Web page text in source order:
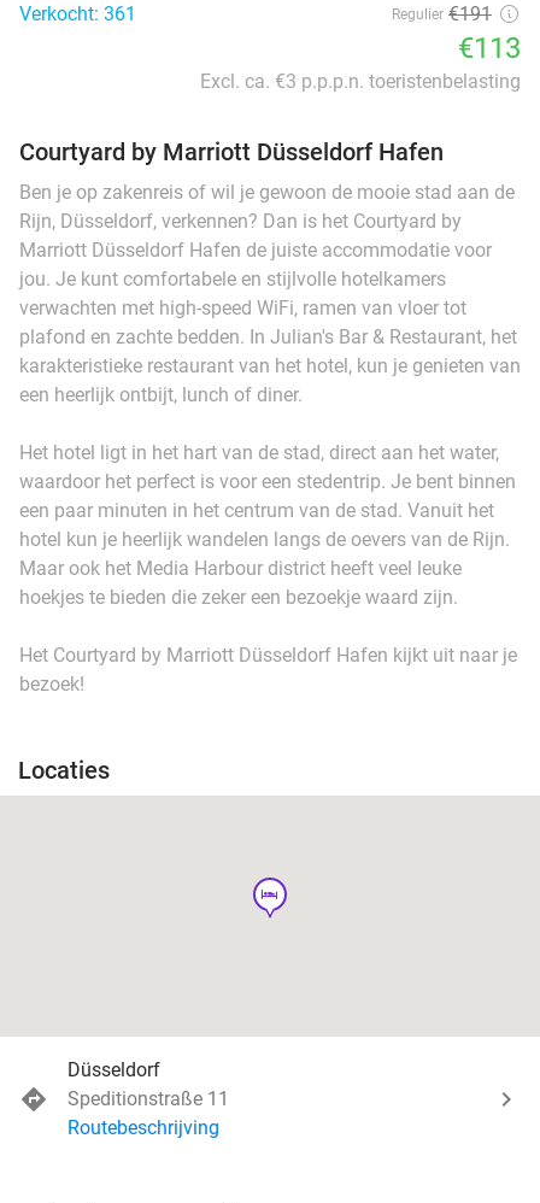
Verkocht: 361
Regulier €191
€113
Excl. ca. €3 p.p.p.n. toeristenbelasting
Courtyard by Marriott Düsseldorf Hafen
Ben je op zakenreis of wil je gewoon de mooie stad aan de
Rijn, Düsseldorf, verkennen? Dan is het Courtyard by
Marriott Düsseldorf Hafen de juiste accommodatie voor
jou. Je kunt comfortabele en stijlvolle hotelkamers
verwachten met high-speed WiFi, ramen van vloer tot
plafond en zachte bedden. In Julian's Bar & Restaurant, het
karakteristieke restaurant van het hotel, kun je genieten van
een heerlijk ontbijt, lunch of diner.
Het hotel ligt in het hart van de stad, direct aan het water,
waardoor het perfect is voor een stedentrip. Je bent binnen
een paar minuten in het centrum van de stad. Vanuit het
hotel kun je heerlijk wandelen langs de oevers van de Rijn.
Maar ook het Media Harbour district heeft veel leuke
hoekjes te bieden die zeker een bezoekje waard zijn.
Het Courtyard by Marriott Düsseldorf Hafen kijkt uit naar je
bezoek!
Locaties
hotel
Düsseldorf
Speditionstraße 11
Routebeschrijving